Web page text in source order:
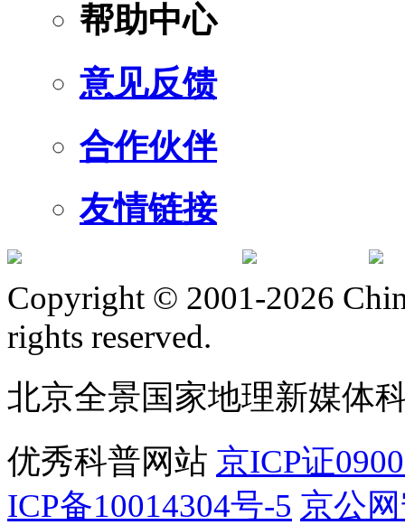
帮助中心
意见反馈
合作伙伴
友情链接
Copyright © 2001-2026
rights reserved.
北京全景国家地理新媒体
优秀科普网站 京ICP证
ICP备10014304号-5 京公